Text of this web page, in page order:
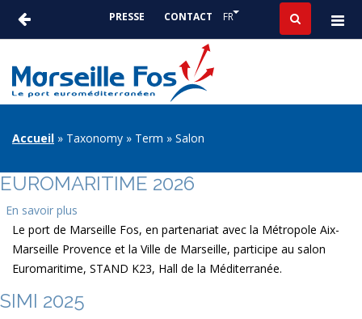
principal
FRLister les actions
ACTUALITÉS
PRESSE
PRESSE CONTACT
FIL
Accueil Taxonomy Term Salon
EUROMARITIME 2026
En savoir plus
Euromaritime
2026
Le port de Marseille Fos, en partenariat avec la Métropole Aix-
Marseille Provence et la Ville de Marseille, participe au salon
Euromaritime, STAND K23, Hall de la Méditerranée.
SIMI 2025